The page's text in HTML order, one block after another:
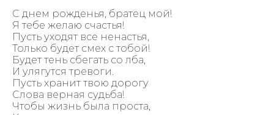
С днем рожденья, братец мой!
Я тебе желаю счастья!
Пусть уходят все ненастья,
Только будет смех с тобой!
Будет тень сбегать со лба,
И улягутся тревоги.
Пусть хранит твою дорогу
Слова верная судьба!
Чтобы жизнь была проста,